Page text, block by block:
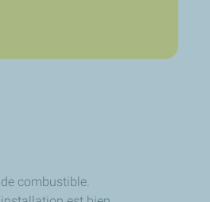
combustible.